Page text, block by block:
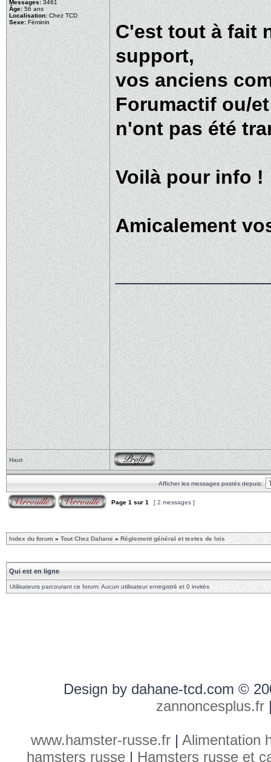
Messages: 3461
Âge: 56 ans
Localisation:Chez TCD
Sexe: Féminin
C'est tout à fait
support,
vos anciens
Forumactif ou/
n'ont pas été
Voilà pour info !
Amicalement
Haut
Afficher les messages postés depuis:
Page 1 sur 1 [ 2 messages ]
Index du forum» Tout Chez Dahane» Réglement général et textes de lois
Qui est en ligne
Utilisateurs parcourant ce forum: Aucun utilisateur enregistré et 0 invités
Design by dahane-tcd.com ©
zannoncesplus.fr
www.hamster-russe.fr | Alimentation
hamsters russe | Hamsters russe et